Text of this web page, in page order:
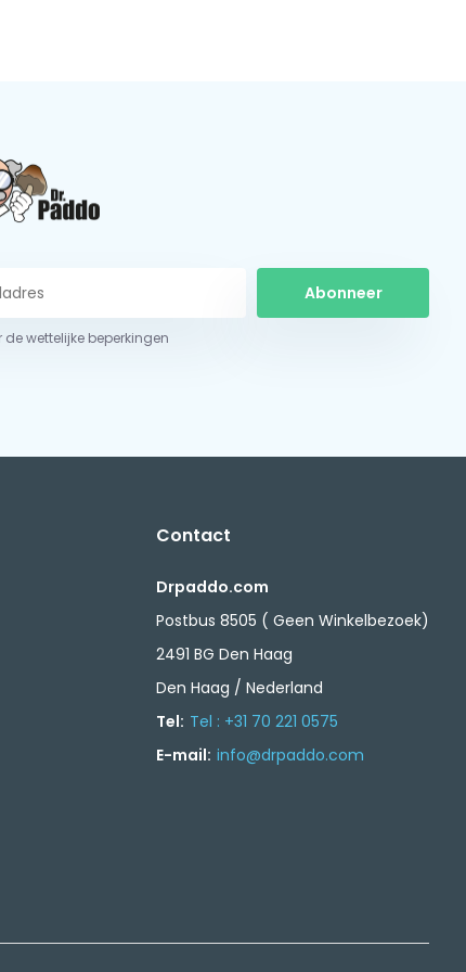
Abonneer
de wettelijke beperkingen
Contact
Drpaddo.com
Postbus 8505 ( Geen Winkelbezoek)
2491 BG Den Haag
Den Haag / Nederland
Tel: Tel : +31 70 221 0575
E-mail: info@drpaddo.com